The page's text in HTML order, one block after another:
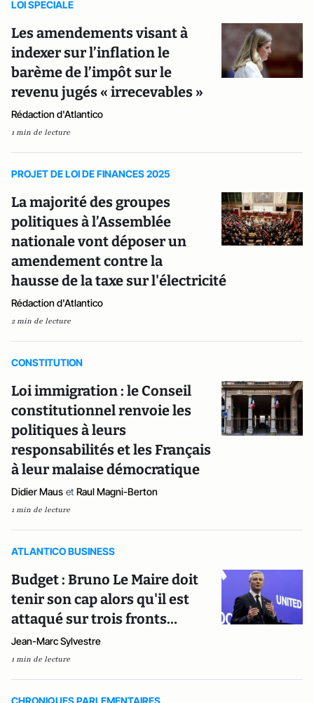
LOI SPECIALE
Les amendements visant à
indexer sur l’inflation le
barème de l’impôt sur le
revenu jugés « irrecevables »
Rédaction d'Atlantico
1 min de lecture
PROJET DE LOI DE FINANCES 2025
La majorité des groupes
politiques à l’Assemblée
nationale vont déposer un
amendement contre la
hausse de la taxe sur l'électricité
Rédaction d'Atlantico
2 min de lecture
CONSTITUTION
Loi immigration : le Conseil
constitutionnel renvoie les
politiques à leurs
responsabilités et les Français
à leur malaise démocratique
Didier Maus et Raul Magni-Berton
1 min de lecture
ATLANTICO BUSINESS
Budget : Bruno Le Maire doit
tenir son cap alors qu'il est
attaqué sur trois fronts…
Jean-Marc Sylvestre
1 min de lecture
CHRONIQUES PARLEMENTAIRES